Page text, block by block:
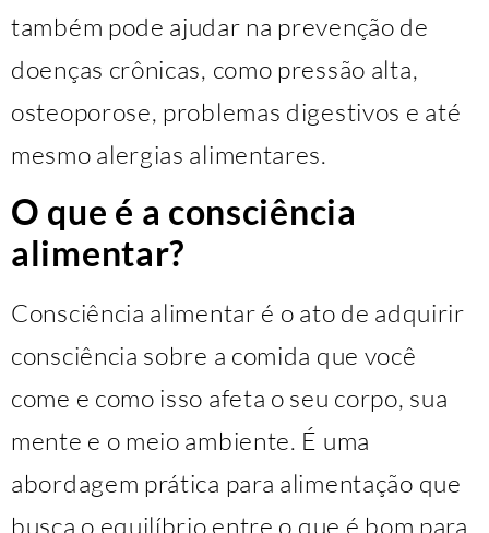
também pode ajudar na prevenção de
doenças crônicas, como pressão alta,
osteoporose, problemas digestivos e até
mesmo alergias alimentares.
O que é a consciência
alimentar?
Consciência alimentar é o ato de adquirir
consciência sobre a comida que você
come e como isso afeta o seu corpo, sua
mente e o meio ambiente. É uma
abordagem prática para alimentação que
busca o equilíbrio entre o que é bom para